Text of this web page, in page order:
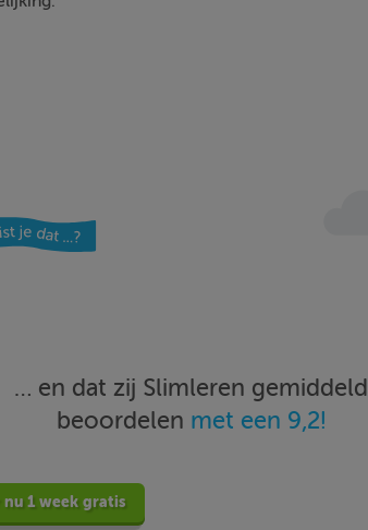
… en dat zij Slimleren gemiddeld
beoordelen met een 9,2!
nu 1 week gratis